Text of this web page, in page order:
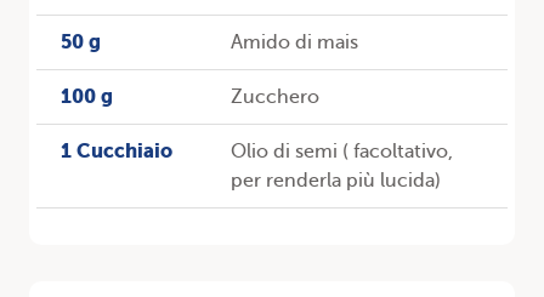
50 g Amido di mais
100 g Zucchero
1 Cucchiaio
Olio di semi ( facoltativo,
per renderla più lucida)